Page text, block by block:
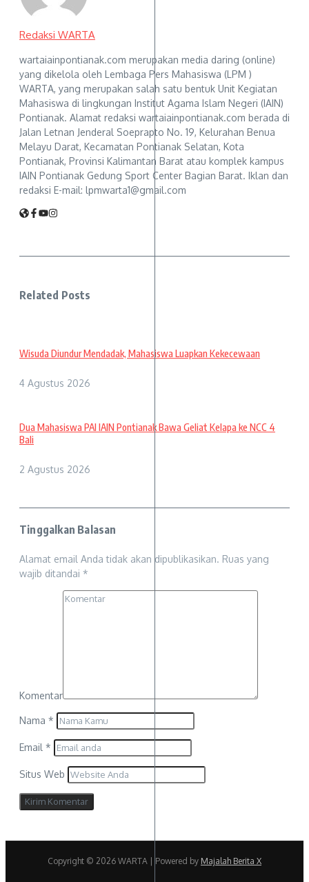
Redaksi WARTA
wartaiainpontianak.com merupakan media daring (online)
yang dikelola oleh Lembaga Pers Mahasiswa (LPM )
WARTA, yang merupakan salah satu bentuk Unit Kegiatan
Mahasiswa di lingkungan Institut Agama Islam Negeri (IAIN)
Pontianak. Alamat redaksi wartaiainpontianak.com berada di
Jalan Letnan Jenderal Soeprapto No. 19, Kelurahan Benua
Melayu Darat, Kecamatan Pontianak Selatan, Kota
Pontianak, Provinsi Kalimantan Barat atau komplek kampus
IAIN Pontianak Gedung Sport Center Bagian Barat. Iklan dan
redaksi E-mail: lpmwarta1@gmail.com
Related Posts
Wisuda Diundur Mendadak, Mahasiswa Luapkan Kekecewaan
4 Agustus 2026
Dua Mahasiswa PAI IAIN Pontianak Bawa Geliat Kelapa ke NCC 4
Bali
2 Agustus 2026
Tinggalkan Balasan
Alamat email Anda tidak akan dipublikasikan. Ruas yang
wajib ditandai *
Komentar
Nama *
Email *
Situs Web
Copyright © 2026 WARTA | Powered by Majalah Berita X